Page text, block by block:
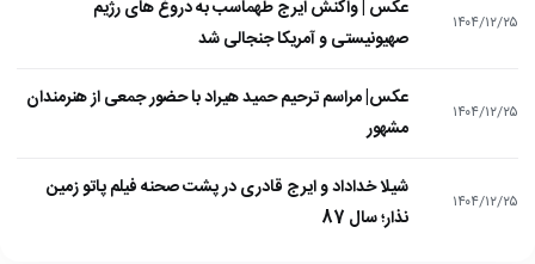
۱۴۰۴/۱۲/۲۵
عکس | واکنش ایرج طهماسب به دروغ های رژیم
صهیونیستی و آمریکا جنجالی شد
۱۴۰۴/۱۲/۲۵
عکس| مراسم ترحیم حمید هیراد با حضور جمعی از هنرمندان
مشهور
۱۴۰۴/۱۲/۲۵
شیلا خداداد و ایرج قادری در پشت صحنه فیلم پاتو زمین
نذار؛ سال 87